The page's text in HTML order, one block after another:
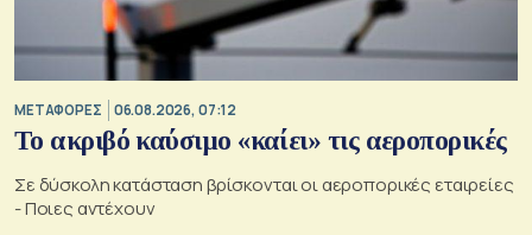
ΜΕΤΑΦΟΡΕΣ 06.08.2026, 07:12
Το ακριβό καύσιμο «καίει» τις αεροπορικές
Σε δύσκολη κατάσταση βρίσκονται οι αεροπορικές εταιρείες
- Ποιες αντέχουν